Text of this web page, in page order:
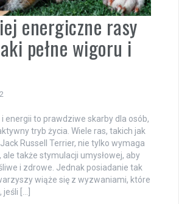
energiczne rasy
pełne wigoru i
i energii to prawdziwe skarby dla osób,
tryb życia. Wiele ras, takich jak
Russell Terrier, nie tylko wymaga
ale także stymulacji umysłowej, aby
i zdrowe. Jednak posiadanie tak
wiąże się z wyzwaniami, które
jeśli […]